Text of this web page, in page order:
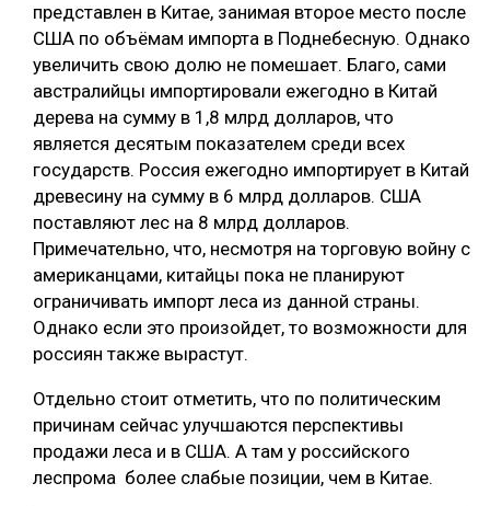
СУШКА ДРЕВЕСИНЫ
МЕБЕЛЬНОЕ ПРОИЗВОДСТВО
представлен в Китае, занимая второе место после
США по объёмам импорта в Поднебесную. Однако
увеличить свою долю не помешает. Благо, сами
австралийцы импортировали ежегодно в Китай
дерева на сумму в 1,8 млрд долларов, что
является десятым показателем среди всех
государств. Россия ежегодно импортирует в Китай
древесину на сумму в 6 млрд долларов. США
поставляют лес на 8 млрд долларов.
Примечательно, что, несмотря на торговую войну с
американцами, китайцы пока не планируют
ограничивать импорт леса из данной страны.
Однако если это произойдет, то возможности для
россиян также вырастут.
Отдельно стоит отметить, что по политическим
причинам сейчас улучшаются перспективы
продажи леса и в США. А там у российского
леспрома более слабые позиции, чем в Китае.